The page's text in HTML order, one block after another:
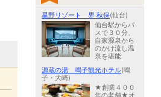
星野リゾート 界 秋保(仙台)
仙台駅からバ
スで３０分、
自家源泉から
のかけ流し温
泉を堪能
源蔵の湯 鳴子観光ホテル(鳴
子・大崎)
★創業４００
年の老舗★オ